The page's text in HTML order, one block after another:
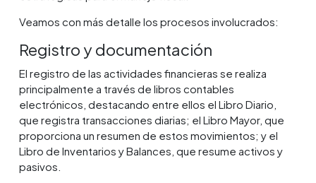
Veamos con más detalle los procesos involucrados:
Registro y documentación
El registro de las actividades financieras se realiza
principalmente a través de libros contables
electrónicos, destacando entre ellos el Libro Diario,
que registra transacciones diarias; el Libro Mayor, que
proporciona un resumen de estos movimientos; y el
Libro de Inventarios y Balances, que resume activos y
pasivos.